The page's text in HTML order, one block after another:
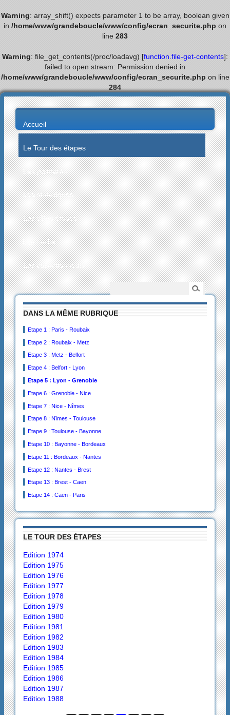
Warning: array_shift() expects parameter 1 to be array, boolean given
in /home/www/grandeboucle/www/config/ecran_securite.php on
line 283
Warning: file_get_contents(/proc/loadavg) [function.file-get-contents]:
failed to open stream: Permission denied in
/home/www/grandeboucle/www/config/ecran_securite.php on line
284
Accueil
Le Tour des étapes
Les palmarès
Les statistiques
Les villes étapes
L’actualité
Les collectionneurs
DANS LA MÊME RUBRIQUE
Etape 1 : Paris - Roubaix
Etape 2 : Roubaix - Metz
Etape 3 : Metz - Belfort
Etape 4 : Belfort - Lyon
Etape 5 : Lyon - Grenoble
Etape 6 : Grenoble - Nice
Etape 7 : Nice - Nîmes
Etape 8 : Nîmes - Toulouse
Etape 9 : Toulouse - Bayonne
Etape 10 : Bayonne - Bordeaux
Etape 11 : Bordeaux - Nantes
Etape 12 : Nantes - Brest
Etape 13 : Brest - Caen
Etape 14 : Caen - Paris
LE TOUR DES ÉTAPES
Edition 1974
Edition 1975
Edition 1976
Edition 1977
Edition 1978
Edition 1979
Edition 1980
Edition 1981
Edition 1982
Edition 1983
Edition 1984
Edition 1985
Edition 1986
Edition 1987
Edition 1988